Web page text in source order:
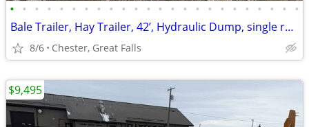
• • • • • • • • • • • • • • • • • • • • • • • •
Bale Trailer, Hay Trailer, 42’, Hydraulic Dump, single row
8/6 Chester, Great Falls
$9,495